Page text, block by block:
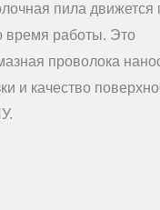
пила движется
время работы. Это
проволока
и качество